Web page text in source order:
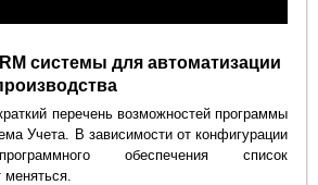
системы для автоматизации
перечень возможностей программы
Учета. В зависимости от конфигурации
обеспечения список